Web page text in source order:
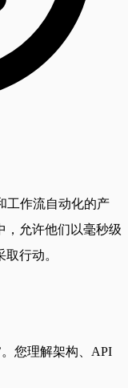
工作流自动化的产
，允许他们以毫秒级
行动。
您理解架构、API